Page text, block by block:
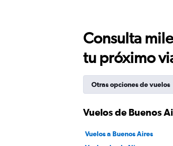
Consulta
tu próximo
Otras opciones de vuelos
Vuelos de Buenos
Vuelos a Buenos Aires